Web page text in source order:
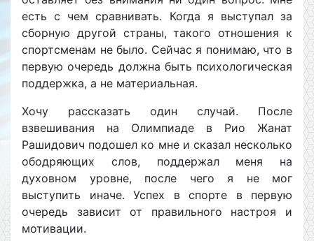
есть с чем сравнивать. Когда я выступал за
сборную другой страны, такого отношения к
спортсменам не было. Сейчас я понимаю, что в
первую очередь должна быть психологическая
поддержка, а не материальная.
Хочу рассказать один случай. После
взвешивания на Олимпиаде в Рио Жанат
Рашидович подошел ко мне и сказал несколько
ободряющих слов, поддержал меня на
духовном уровне, после чего я не мог
выступить иначе. Успех в спорте в первую
очередь зависит от правильного настроя и
мотивации.